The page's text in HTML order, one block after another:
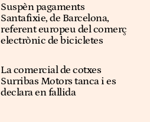
Suspèn pagaments
Santafixie, de Barcelona,
referent europeu del comerç
electrònic de bicicletes
La comercial de cotxes
Surribas Motors tanca i es
declara en fallida